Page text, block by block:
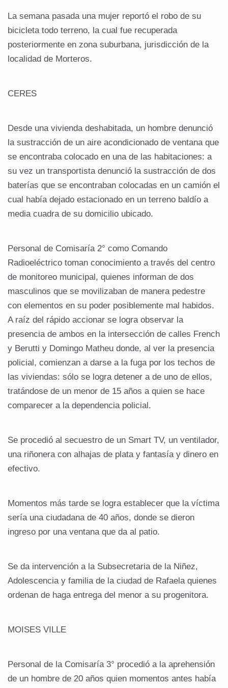
La semana pasada una mujer reportó el robo de su
bicicleta todo terreno, la cual fue recuperada
posteriormente en zona suburbana, jurisdicción de la
localidad de Morteros.
CERES
Desde una vivienda deshabitada, un hombre denunció
la sustracción de un aire acondicionado de ventana que
se encontraba colocado en una de las habitaciones: a
su vez un transportista denunció la sustracción de dos
baterías que se encontraban colocadas en un camión el
cual había dejado estacionado en un terreno baldío a
media cuadra de su domicilio ubicado.
Personal de Comisaría 2° como Comando
Radioeléctrico toman conocimiento a través del centro
de monitoreo municipal, quienes informan de dos
masculinos que se movilizaban de manera pedestre
con elementos en su poder posiblemente mal habidos.
A raíz del rápido accionar se logra observar la
presencia de ambos en la intersección de calles French
y Berutti y Domingo Matheu donde, al ver la presencia
policial, comienzan a darse a la fuga por los techos de
las viviendas: sólo se logra detener a de uno de ellos,
tratándose de un menor de 15 años a quien se hace
comparecer a la dependencia policial.
Se procedió al secuestro de un Smart TV, un ventilador,
una riñonera con alhajas de plata y fantasía y dinero en
efectivo.
Momentos más tarde se logra establecer que la víctima
sería una ciudadana de 40 años, donde se dieron
ingreso por una ventana que da al patio.
Se da intervención a la Subsecretaria de la Niñez,
Adolescencia y familia de la ciudad de Rafaela quienes
ordenan de haga entrega del menor a su progenitora.
MOISES VILLE
Personal de la Comisaría 3° procedió a la aprehensión
de un hombre de 20 años quien momentos antes había